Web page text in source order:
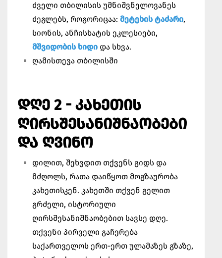
ძველი თბილისის უმნიშვნელოვანეს
ძეგლებს, როგორიცაა: მეტეხის ტაძარი,
სიონის, ანჩისხატის ეკლესიები,
მშვიდობის ხიდი და სხვა.
ღამისთევა თბილისში
ᲓᲦᲔ 2 - ᲙᲐᲮᲔᲗᲘᲡ
ᲦᲘᲠᲡᲨᲔᲡᲐᲜᲘᲨᲜᲐᲝᲑᲔᲑᲘ
ᲓᲐ ᲦᲕᲘᲜᲝ
დილით, შეხვდით თქვენს გიდს და
მძღოლს, რათა დაიწყოთ მოგზაურობა
კახეთისკენ. კახეთში თქვენ გელით
გრძელი, ისტორიული
ღირსშესანიშნაობებით სავსე დღე.
თქვენი პირველი გაჩერება
საქართველოს ერთ-ერთ ულამაზეს გზაზე,